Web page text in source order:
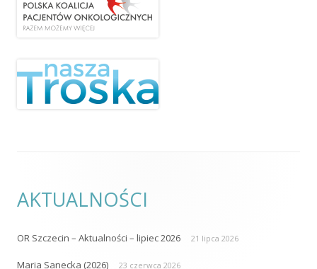
AKTUALNOŚCI
OR Szczecin – Aktualności – lipiec 2026 21 lipca 2026
Maria Sanecka (2026) 23 czerwca 2026